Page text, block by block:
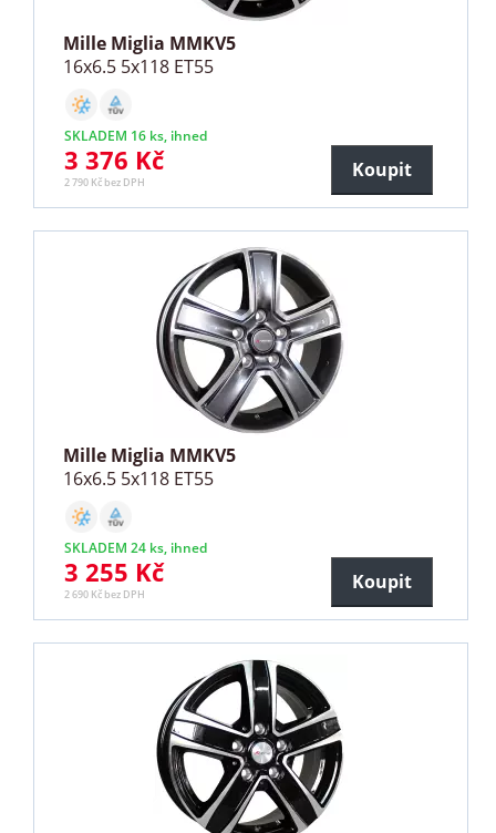
Mille Miglia MMKV5
16x6.5 5x118 ET55
SKLADEM 16 ks, ihned
3 376 Kč
2 790 Kč bez DPH
Koupit
Mille Miglia MMKV5
16x6.5 5x118 ET55
SKLADEM 24 ks, ihned
3 255 Kč
2 690 Kč bez DPH
Koupit